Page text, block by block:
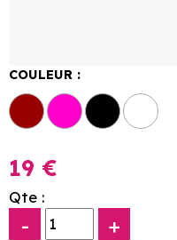
COULEUR :
19 €
Qte :
- +